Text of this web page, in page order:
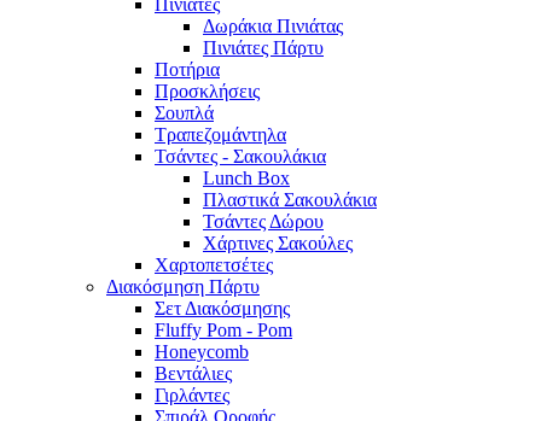
Δωράκια Πινιάτας
Πινιάτες Πάρτυ
Ποτήρια
Προσκλήσεις
Σουπλά
Τραπεζομάντηλα
Τσάντες - Σακουλάκια
Lunch Box
Πλαστικά Σακουλάκια
Τσάντες Δώρου
Χάρτινες Σακούλες
Χαρτοπετσέτες
Διακόσμηση Πάρτυ
Σετ Διακόσμησης
Fluffy Pom - Pom
Honeycomb
Βεντάλιες
Γιρλάντες
Σπιράλ Οροφής